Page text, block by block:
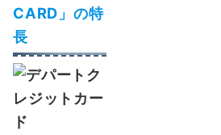
CARD」の特
長